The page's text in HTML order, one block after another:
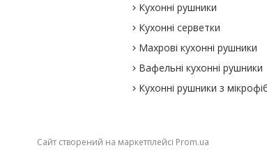
Кухонні рушники
Кухонні серветки
Махрові кухонні рушники
Вафельні кухонні рушники
Кухонні рушники з
Сайт створений на маркетплейсі Prom.ua